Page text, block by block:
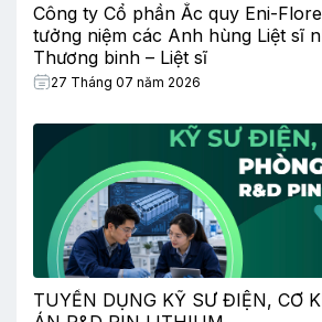
Công ty Cổ phần Ắc quy Eni-
tưởng niệm các Anh hùng Liệt sĩ
Thương binh – Liệt sĩ
27 Tháng 07 năm 2026
TUYỂN DỤNG KỸ SƯ ĐIỆN, CƠ